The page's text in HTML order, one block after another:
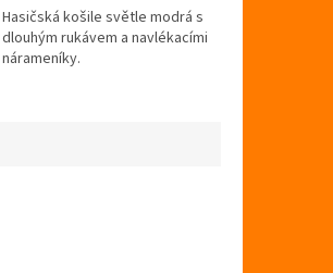
5
hvězdiček.
Hasičská košile světle modrá s
dlouhým rukávem a navlékacími
nárameníky.